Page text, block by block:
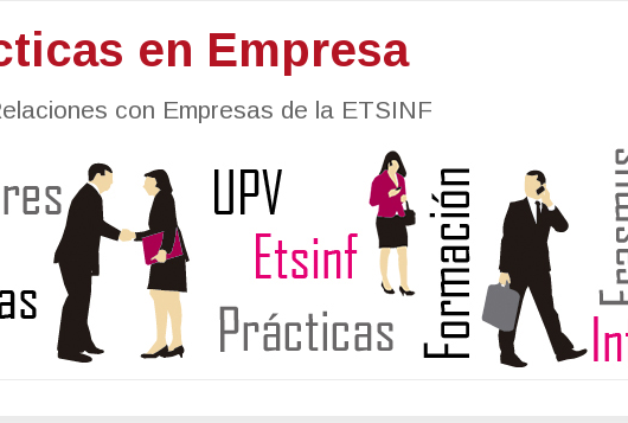
en Empresa
con Empresas de la ETSINF